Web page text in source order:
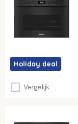
Holiday deal
Vergelijk